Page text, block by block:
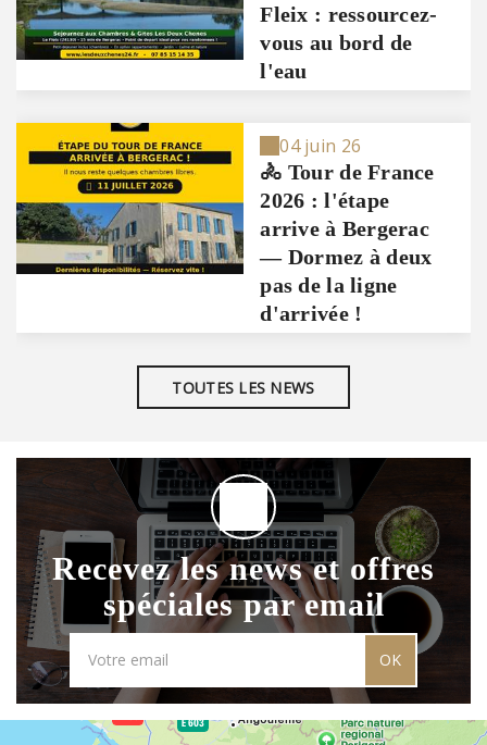
Fleix : ressourcez-
vous au bord de
l'eau
04 juin 26
🚴 Tour de France
2026 : l'étape
arrive à Bergerac
— Dormez à deux
pas de la ligne
d'arrivée !
TOUTES LES NEWS
Recevez les news et offres
spéciales par email
OK